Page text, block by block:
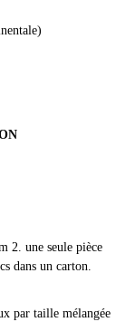
2. une seule pièce
dans un carton.
par taille mélangée